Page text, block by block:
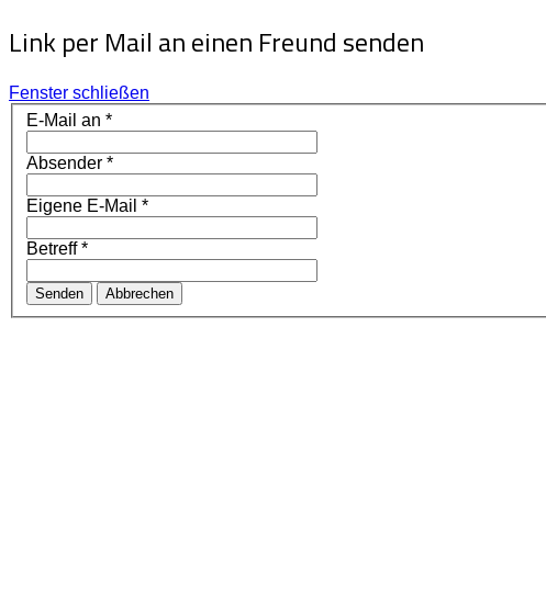
Link per Mail an einen Freund senden
Fenster schließen
E-Mail an *
Absender *
Eigene E-Mail *
Betreff*
Senden Abbrechen